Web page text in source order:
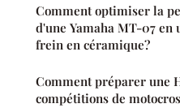
Comment optimiser la
d'une Yamaha MT-07
frein en céramique?
Comment préparer une
compétitions de